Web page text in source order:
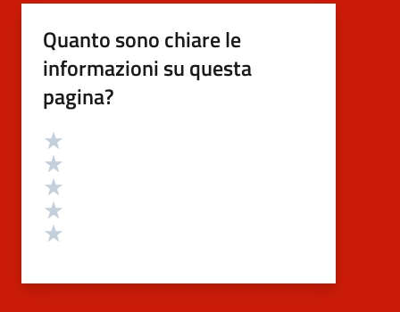
Quanto sono chiare le
informazioni su questa
pagina?
Valutazione